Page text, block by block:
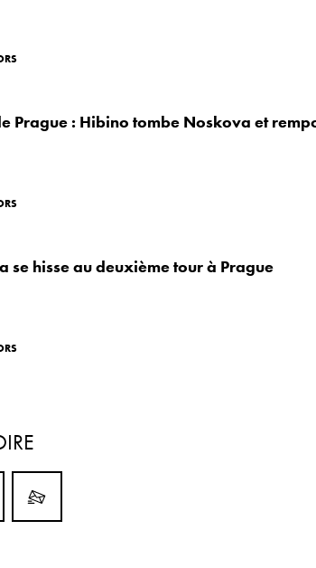
Prague : Hibino tombe Noskova et
se hisse au deuxième tour à Prague